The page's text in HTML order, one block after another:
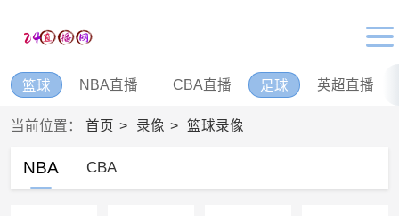
篮球 NBA直播 CBA直播 足球 英超直播
当前位置： 首页 录像 篮球录像
NBA CBA